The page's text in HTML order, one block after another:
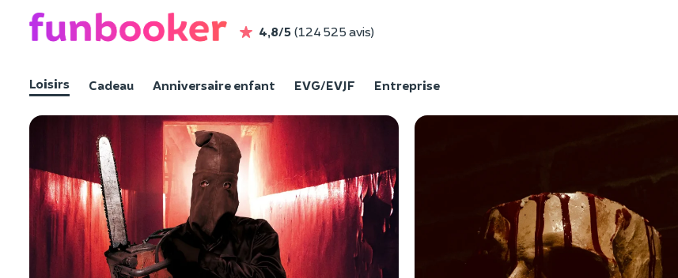
4,8/5 (124 525 avis)
Loisirs Cadeau Anniversaire enfant EVG/EVJF Entreprise